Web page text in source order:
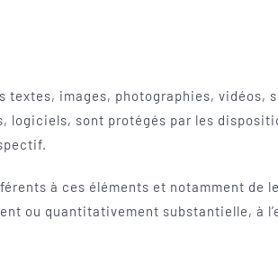
images, photographies, vidéos,
logiciels, sont protégés par les
à ces éléments et notamment de
ou quantitativement substantielle, à